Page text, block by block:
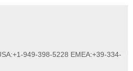
949-398-5228 EMEA:+39-334-